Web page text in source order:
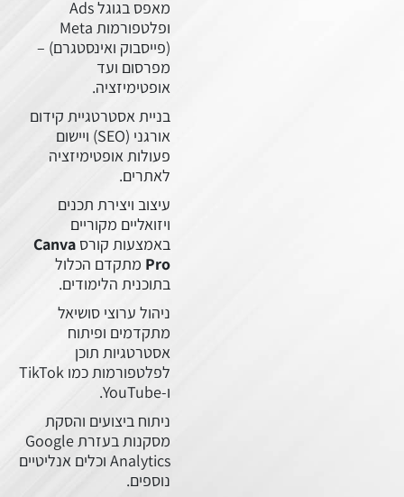
מאפס בגוגל Ads
ופלטפורמות Meta
(פייסבוק ואינסטגרם) –
מפרסום ועד
אופטימיזציה.
בניית אסטרטגיית קידום
אורגני (SEO) ויישום
פעולות אופטימיזציה
לאתרים.
עיצוב ויצירת תכנים
ויזואליים מקוריים
באמצעות קורס Canva
Pro מתקדם הכלול
בתוכנית הלימודים.
ניהול ערוצי סושיאל
מתקדמים ופיתוח
אסטרטגיות תוכן
לפלטפורמות כמו TikTok
ו-YouTube.
ניתוח ביצועים והסקת
מסקנות בעזרת Google
Analytics וכלים אנליטיים
נוספים.